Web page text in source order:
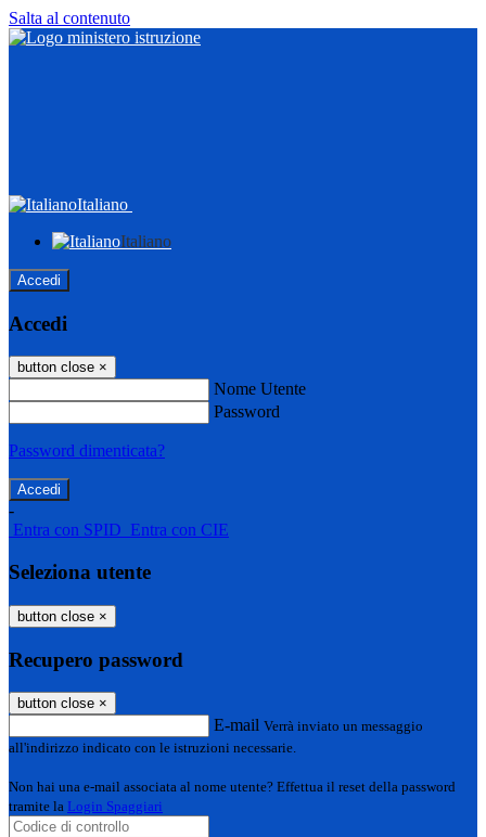
Salta al contenuto
Italiano
Italiano
Accedi
Accedi
button close ×
Nome Utente
Password
Password dimenticata?
-
Entra con SPID Entra con CIE
Seleziona utente
button close ×
Recupero password
button close ×
E-mail Verrà inviato un messaggio
all'indirizzo indicato con le istruzioni necessarie.
Non hai una e-mail associata al nome utente? Effettua il reset della password
tramite la Login Spaggiari